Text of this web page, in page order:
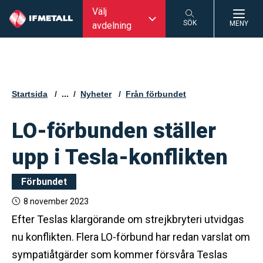
Välj
avdelning
SÖK MENY
Startsida ... Nyheter Från förbundet
LO-förbunden ställer
upp i Tesla-konflikten
Förbundet
8 november 2023
Efter Teslas klargörande om strejkbryteri utvidgas
nu konflikten. Flera LO-förbund har redan varslat om
sympatiåtgärder som kommer försvåra Teslas